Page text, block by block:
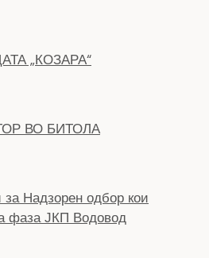
ВО БИТОЛА
Надзорен одбор кои
фаза ЈКП Водовод
ДВЕ УЛИЦИ КАЈ